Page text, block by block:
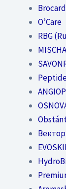
Brocard
O’Care
RBG